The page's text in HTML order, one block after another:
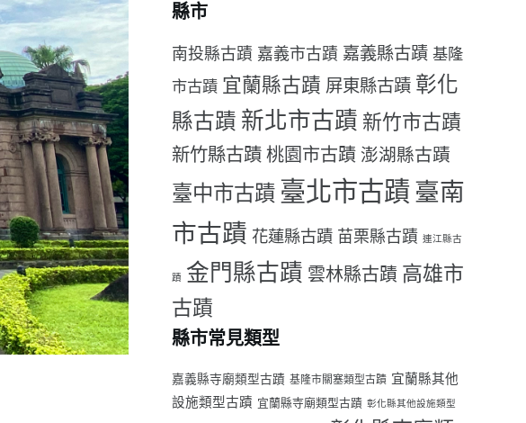
縣市
南投縣古蹟 嘉義市古蹟 嘉義縣古蹟 基隆
市古蹟 宜蘭縣古蹟 屏東縣古蹟 彰化
縣古蹟 新北市古蹟 新竹市古蹟
新竹縣古蹟 桃園市古蹟 澎湖縣古蹟
臺中市古蹟 臺北市古蹟臺南
市古蹟 花蓮縣古蹟 苗栗縣古蹟 連江縣古
蹟 金門縣古蹟 雲林縣古蹟 高雄市
古蹟
縣市常見類型
嘉義縣寺廟類型古蹟 基隆市關塞類型古蹟 宜蘭縣其他
設施類型古蹟 宜蘭縣寺廟類型古蹟 彰化縣其他設施類型